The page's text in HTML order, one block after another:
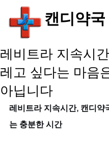
​캔디약국
레비트라 지속시
레고 싶다는 마음
아닙니다
레비트라 지속시간, 캔디약
는 충분한 시간